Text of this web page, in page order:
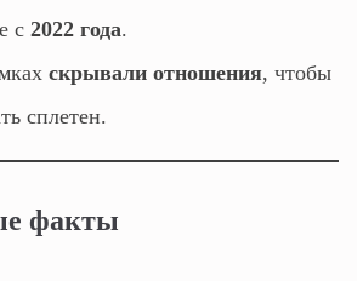
с 2022 года.
скрывали отношения, чтобы
сплетен.
факты